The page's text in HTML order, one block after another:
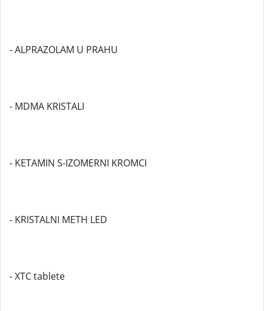
- ALPRAZOLAM U PRAHU
- MDMA KRISTALI
- KETAMIN S-IZOMERNI KROMCI
- KRISTALNI METH LED
- XTC tablete